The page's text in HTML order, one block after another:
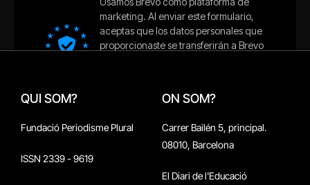
QUI SOM?
Fundació Periodisme Plural
ISSN 2339 - 9619
ON SOM?
Carrer Bailén 5, principal.
08010, Barcelona
El Diari de l'Educació